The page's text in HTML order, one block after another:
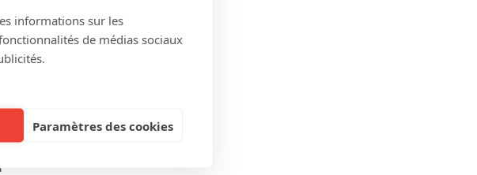
informations sur les
de médias sociaux
Paramètres des cookies